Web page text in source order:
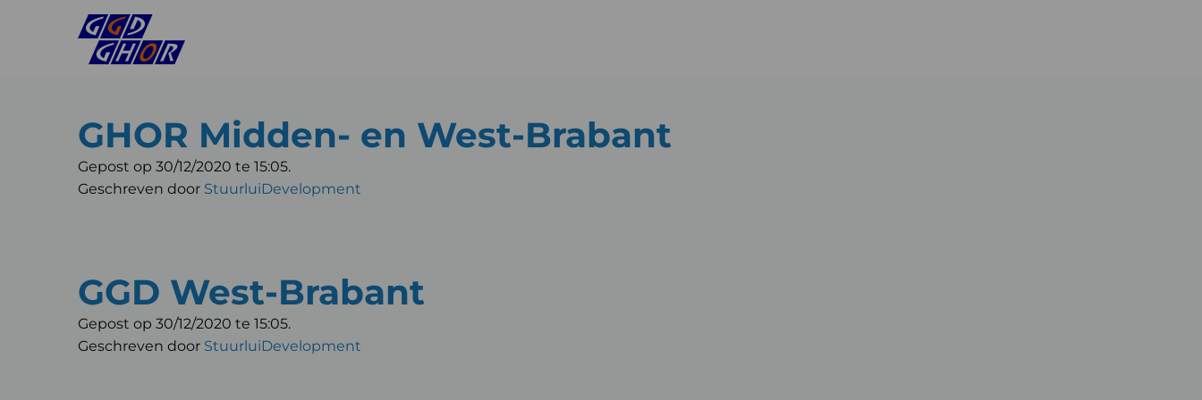
GHOR Midden- en West-Brabant
Gepost op 30/12/2020 te 15:05.
Geschreven door StuurluiDevelopment
GGD West-Brabant
Gepost op 30/12/2020 te 15:05.
Geschreven door StuurluiDevelopment